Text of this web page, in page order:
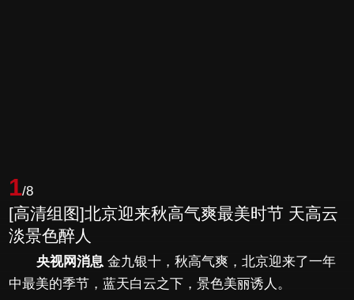
1/8
[高清组图]北京迎来秋高气爽最美时节 天高云
淡景色醉人
央视网消息金九银十，秋高气爽，北京迎来了一年
中最美的季节，蓝天白云之下，景色美丽诱人。